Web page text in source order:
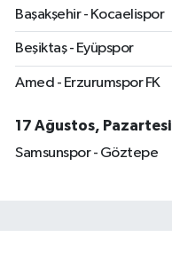
Başakşehir - Kocaelispor
Beşiktaş - Eyüpspor
Amed - Erzurumspor FK
17 Ağustos, Pazartesi
Samsunspor - Göztepe